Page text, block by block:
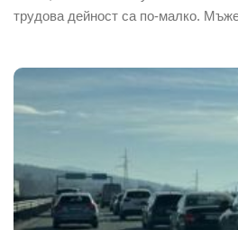
трудова дейност са по-малко.